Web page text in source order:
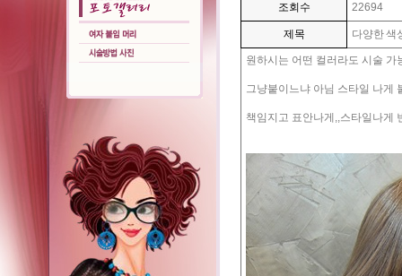
조회수 22694
제목 다양한 색
원하시는 어떤 컬러라도 시술 가
그냥붙이느냐 아님 스타일 나게
책임지고 표안나게,,스타일나게